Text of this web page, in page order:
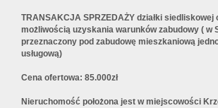
TRANSAKCJA SPRZEDAŻY działki siedliskowej
możliwością uzyskania warunków zabudowy ( w
przeznaczony pod zabudowę mieszkaniową
usługową)
Cena ofertowa: 85.000zł
Nieruchomość położona jest w miejscowości